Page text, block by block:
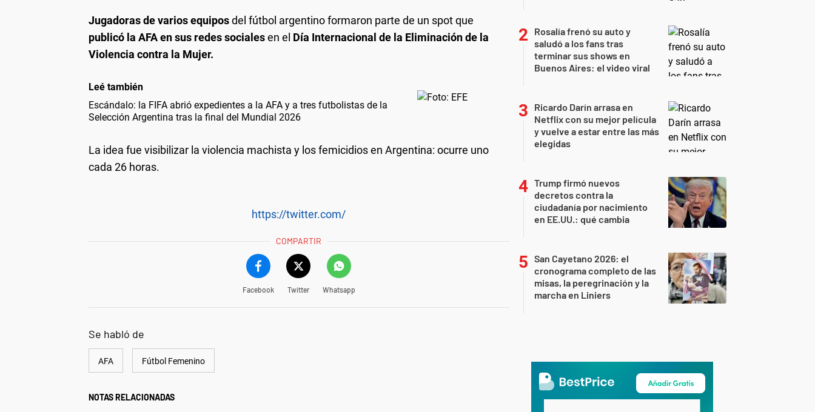
Jugadoras de varios equiposdel fútbol argentino formaron parte de un spot que
publicó la AFA en sus redes socialesen el Día Internacional de la Eliminación de la
Violencia contra la Mujer.
Leé también
Escándalo: la FIFA abrió expedientes a la AFA y a tres futbolistas de la
Selección Argentina tras la final del Mundial 2026
La idea fue visibilizar la violencia machista y los femicidios en Argentina: ocurre uno
cada 26 horas.
https://twitter.com/
COMPARTIR
Facebook Twitter Whatsapp
Se habló de
AFA Fútbol Femenino
NOTAS RELACIONADAS
Rosalía frenó su auto y
saludó a los fans tras
terminar sus shows en
Buenos Aires: el video viral
Ricardo Darín arrasa en
Netflix con su mejor película
y vuelve a estar entre las más
elegidas
Trump firmó nuevos
decretos contra la
ciudadanía por nacimiento
en EE.UU.: qué cambia
San Cayetano 2026: el
cronograma completo de las
misas, la peregrinación y la
marcha en Liniers